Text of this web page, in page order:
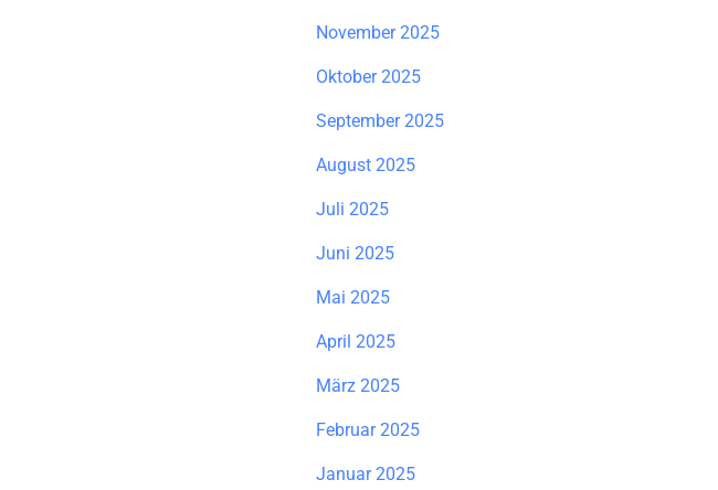
November 2025
Oktober 2025
September 2025
August 2025
Juli 2025
Juni 2025
Mai 2025
April 2025
März 2025
Februar 2025
Januar 2025